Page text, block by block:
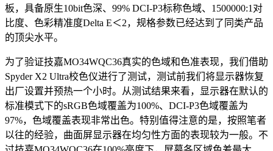
板，具备原生10bit色深、99% DCI-P3标称色域、1500000:1对
比度、色彩精准度Delta E＜2，规格参数已经达到了同类产品
的顶尖水平。
为了验证技嘉MO34WQC36真实的色域和色准表现，我们借助
Spyder X2 Ultra校色仪进行了测试，测试前我们将显示器恢复
出厂设置并预热一个小时。从测试结果来看，显示器在默认的
标准模式下的sRGB色域覆盖为100%、DCI-P3色域覆盖为
97%，色域覆盖表现非常出色。特别值得注意的是，按照笔者
以往的经验，曲面屏显示器在均匀性方面的表现较为一般。不